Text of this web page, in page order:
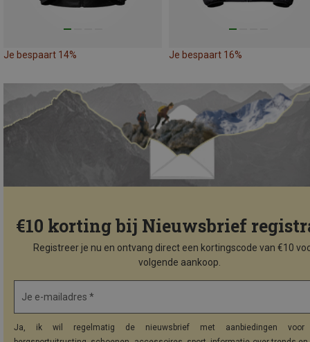
Je bespaart 14% Je bespaart 16%
€10 korting bij Nieuwsbrief
Registreer je nu en ontvang direct een kortingscode van €10
volgende aankoop.
Je e-mailadres *
Ja, ik wil regelmatig de nieuwsbrief met aanbiedingen voor